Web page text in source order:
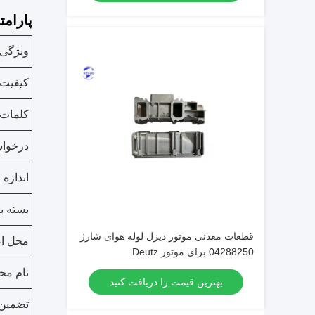
قطعات معدنی موتور دیزل لوله هوای شارژ
04288250 برای موتور Deutz
بهترین قیمت را دریافت کنید
کیفیت
اندازه
بسته
محل
نام